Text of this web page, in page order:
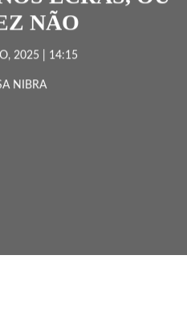
NÃO
2025 | 14:15
NIBRA